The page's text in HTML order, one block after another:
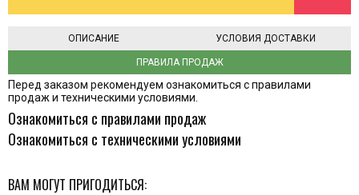
ПРАВИЛА ПРОДАЖ
ОПИСАНИЕ УСЛОВИЯ ДОСТАВКИ
Перед заказом рекомендуем ознакомиться с правилами
продаж и техническими условиями.
Ознакомиться с правилами продаж
Ознакомиться с техническими условиями
ВАМ МОГУТ ПРИГОДИТЬСЯ: